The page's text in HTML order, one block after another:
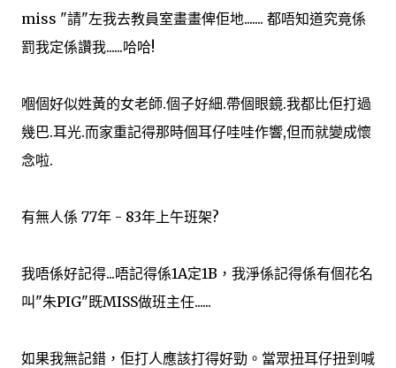
miss "請"左我去教員室畫畫俾佢地....... 都唔知道究竟係
罰我定係讚我......哈哈!
嗰個好似姓黃的女老師.個子好細.帶個眼鏡.我都比佢打過
幾巴.耳光.而家重記得那時個耳仔哇哇作響,但而就變成懷
念啦.
有無人係 77年 - 83年上午班架?
我唔係好記得...唔記得係1A定1B，我淨係記得係有個花名
叫"朱PIG"既MISS做班主任......
如果我無記錯，佢打人應該打得好勁。當眾扭耳仔扭到喊